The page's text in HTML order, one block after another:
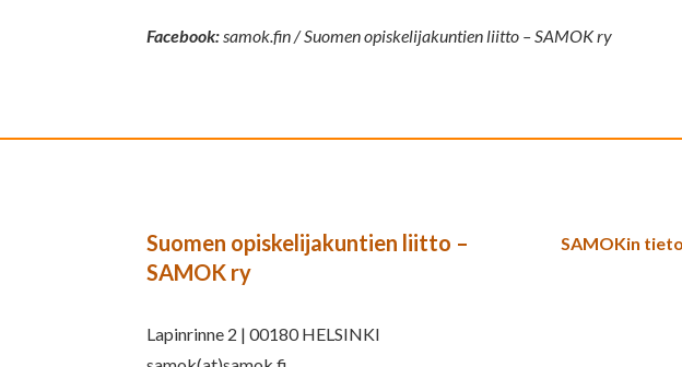
Facebook: samok.fin / Suomen opiskelijakuntien liitto – SAMOK ry
Suomen opiskelijakuntien liitto –
SAMOK ry
Lapinrinne 2 | 00180 HELSINKI
SAMOKin